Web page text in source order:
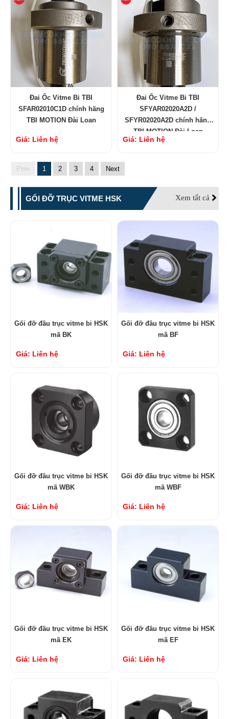
Đai Ốc Vitme Bi TBI
SFAR02010C1D chính hãng
TBI MOTION Đài Loan
Giá: Liên hệ
Đai Ốc Vitme Bi TBI
SFYAR02020A2D /
SFYR02020A2D chính hãng
TBI MOTION Đài Loan
Giá: Liên hệ
Prev 1 2 3 4 Next
GỐI ĐỠ TRỤC VITME HSK Xem tất cả
Gối đỡ đầu trục vitme bi HSK
mã BK
Giá: Liên hệ
Gối đỡ đầu trục vitme bi HSK
mã BF
Giá: Liên hệ
Gối đỡ đầu trục vitme bi HSK
mã WBK
Giá: Liên hệ
Gối đỡ đầu trục vitme bi HSK
mã WBF
Giá: Liên hệ
Gối đỡ đầu trục vitme bi HSK
mã EK
Giá: Liên hệ
Gối đỡ đầu trục vitme bi HSK
mã EF
Giá: Liên hệ